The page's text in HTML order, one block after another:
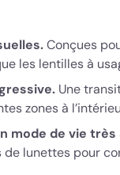
Conçues
les lentilles à
Une
zones à
mode de vie
lunettes pour